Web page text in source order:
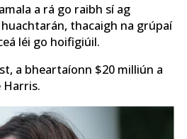
a rá go raibh sí ag
thacaigh na grúpaí
léi go hoifigiúil.
a bheartaíonn $20 milliún a
Harris.